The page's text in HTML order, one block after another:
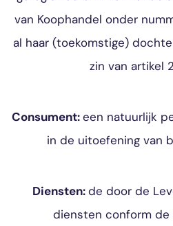
van Koophandel onder
al haar (toekomstige)
zin van artikel
Consument:een natuurlijk
in de uitoefening van
Diensten:de door de
diensten conform de